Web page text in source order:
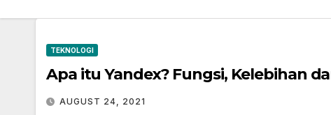
TEKNOLOGI
Apa itu Yandex? Fungsi, Kelebihan
AUGUST 24, 2021